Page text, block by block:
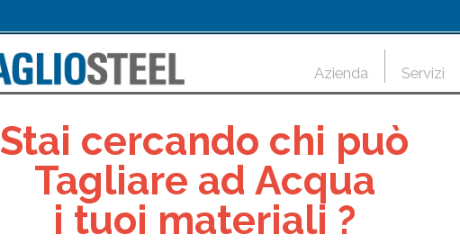
Azienda Servizi
Stai cercando chi può
Tagliare ad Acqua
i tuoi materiali ?